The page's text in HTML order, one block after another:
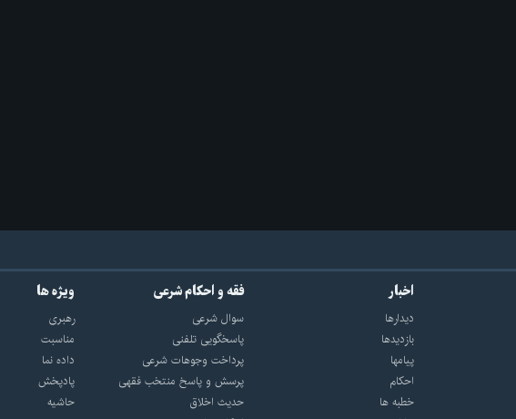
اخبار
دیدارها
بازديدها
پيامها
احكام
خطبه ها
فقه و احکام شرعی
سوال شرعی
پاسخگویی تلفنی
پرداخت وجوهات شرعی
پرسش و پاسخ منتخب فقهی
حدیث اخلاق
ویژه ها
رهبری
مناسبت
داده نما
پادپخش
حاشیه